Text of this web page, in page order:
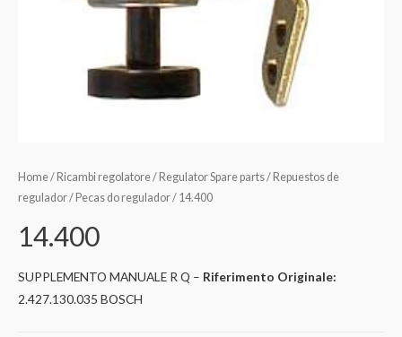
Home/ Ricambi regolatore / Regulator Spare parts / Repuestos de
regulador / Pecas do regulador/ 14.400
14.400
SUPPLEMENTO MANUALE R Q – Riferimento Originale:
2.427.130.035 BOSCH